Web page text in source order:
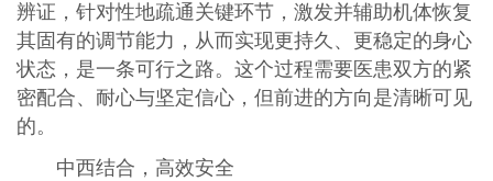
辨证，针对性地疏通关键环节，激发并辅助机体恢复
其固有的调节能力，从而实现更持久、更稳定的身心
状态，是一条可行之路。这个过程需要医患双方的紧
密配合、耐心与坚定信心，但前进的方向是清晰可见
的。
中西结合，高效安全